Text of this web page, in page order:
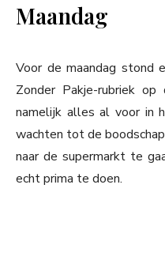
Maandag
Voor de maandag stond
Zonder Pakje-rubriek
namelijk alles al voor in
wachten tot de
naar de supermarkt te
echt prima te doen.